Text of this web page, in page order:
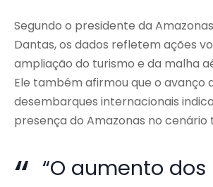
Segundo o presidente da
Dantas, os dados refletem ações
ampliação do turismo e da malha
Ele também afirmou que o avanço
desembarques internacionais
presença do Amazonas no cenário
“O aumento dos